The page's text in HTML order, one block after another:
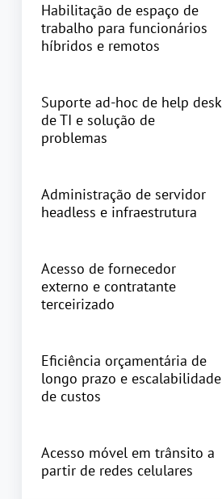
Habilitação de espaço de
trabalho para funcionários
híbridos e remotos
Suporte ad-hoc de help desk
de TI e solução de
problemas
Administração de servidor
headless e infraestrutura
Acesso de fornecedor
externo e contratante
terceirizado
Eficiência orçamentária de
longo prazo e escalabilidade
de custos
Acesso móvel em trânsito a
partir de redes celulares